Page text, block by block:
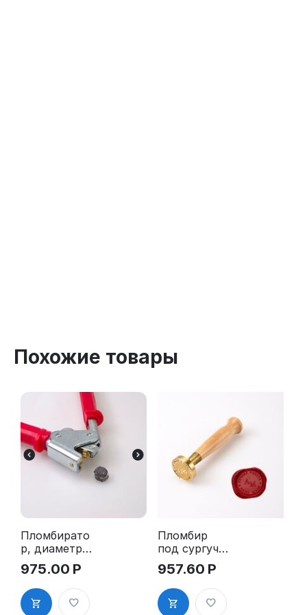
Похожие товары
Пломбирато
р, диаметр
10мм, с
гравировко
й плашек
975.00 Р
Пломбир
под сургуч,
д.30мм, с
гравировок
ой без
логотипа
957.60 Р